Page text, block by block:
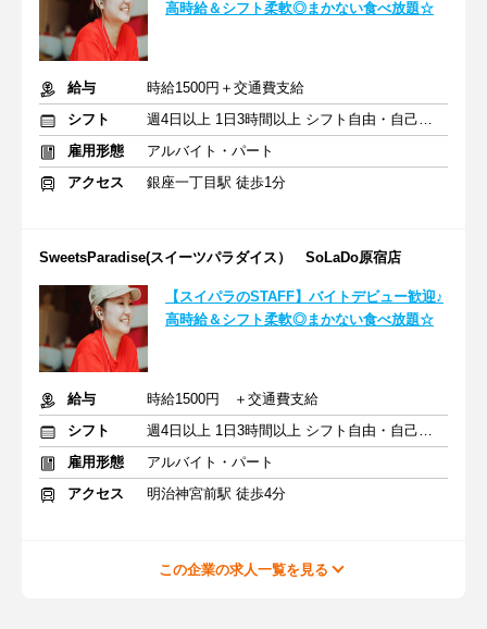
高時給＆シフト柔軟◎まかない食べ放題☆
給与
時給1500円＋交通費支給
シフト
週4日以上 1日3時間以上 シフト自由・自己申告
雇用形態
アルバイト・パート
アクセス
銀座一丁目駅 徒歩1分
SweetsParadise(スイーツパラダイス） SoLaDo原宿店
【スイパラのSTAFF】バイトデビュー歓迎♪
高時給＆シフト柔軟◎まかない食べ放題☆
給与
時給1500円 ＋交通費支給
シフト
週4日以上 1日3時間以上 シフト自由・自己申告
雇用形態
アルバイト・パート
アクセス
明治神宮前駅 徒歩4分
この企業の求人一覧を見る